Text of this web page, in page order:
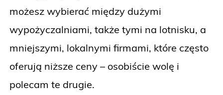
możesz wybierać między dużymi
wypożyczalniami, także tymi na lotnisku, a
mniejszymi, lokalnymi firmami, które często
oferują niższe ceny – osobiście wolę i
polecam te drugie.